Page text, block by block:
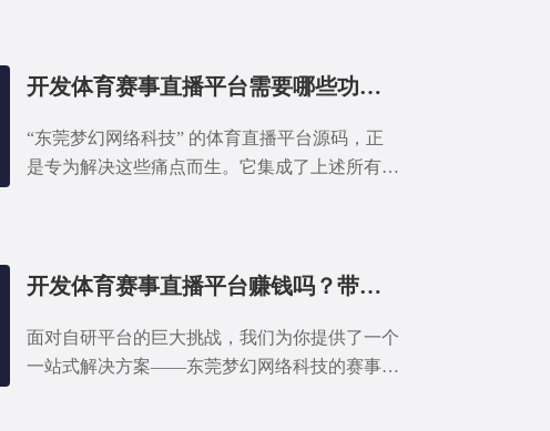
开发体育赛事直播平台需要哪些功能才能吸引用户？
“东莞梦幻网络科技” 的体育直播平台源码，正
是专为解决这些痛点而生。它集成了上述所有核
开发体育赛事直播平台赚钱吗？带你看清打赏、分成、广告收入结构
面对自研平台的巨大挑战，我们为你提供了一个
一站式解决方案——东莞梦幻网络科技的赛事直